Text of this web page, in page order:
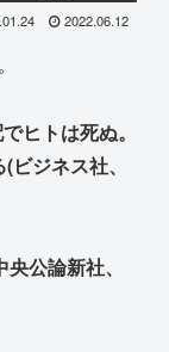
2022.06.12
ヒトは死ぬ。
ジネス社、
公論新社、